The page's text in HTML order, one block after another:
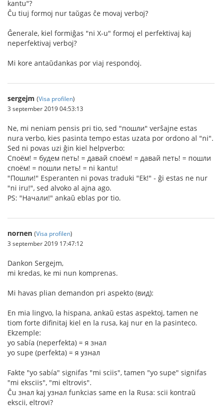
kantu"?
Ĉu tiuj formoj nur taŭgas ĉe movaj verboj?
Ĝenerale, kiel formiĝas "ni X-u" formoj el perfektivaj kaj
neperfektivaj verboj?
Mi kore antaŭdankas por viaj respondoj.
sergejm (Visa profilen)
3 september 2019 04:53:13
Ne, mi neniam pensis pri tio, sed "пошли" verŝajne estas
nura verbo, kies pasinta tempo estas uzata por ordono al "ni".
Sed ni povas uzi ĝin kiel helpverbo:
Споём! = будем петь! = давай споём! = давай петь! = пошли
споём! = пошли петь! = ni kantu!
"Пошли!" Esperanten ni povas traduki "Ek!" - ĝi estas ne nur
"ni iru!", sed alvoko al ajna ago.
PS: "Начали!" ankaŭ eblas por tio.
nornen (Visa profilen)
3 september 2019 17:47:12
Dankon Sergejm,
mi kredas, ke mi nun komprenas.
Mi havas plian demandon pri aspekto (вид):
En mia lingvo, la hispana, ankaŭ estas aspektoj, tamen ne
tiom forte difinitaj kiel en la rusa, kaj nur en la pasinteco.
Ekzemple:
yo sabía (neperfekta) = я знал
yo supe (perfekta) = я узнал
Fakte "yo sabía" signifas "mi sciis", tamen "yo supe" signifas
"mi eksciis", "mi eltrovis".
Ĉu знал kaj узнал funkcias same en la Rusa: scii kontraŭ
ekscii, eltrovi?